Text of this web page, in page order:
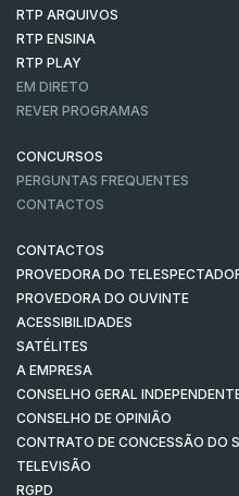
RTP ARQUIVOS
RTP ENSINA
RTP PLAY
EM DIRETO
REVER PROGRAMAS
CONCURSOS
PERGUNTAS FREQUENTES
CONTACTOS
CONTACTOS
PROVEDORA DO
PROVEDORA DO OUVINTE
ACESSIBILIDADES
SATÉLITES
A EMPRESA
CONSELHO GERAL
CONSELHO DE OPINIÃO
CONTRATO DE CONCESSÃO DO
TELEVISÃO
RGPD